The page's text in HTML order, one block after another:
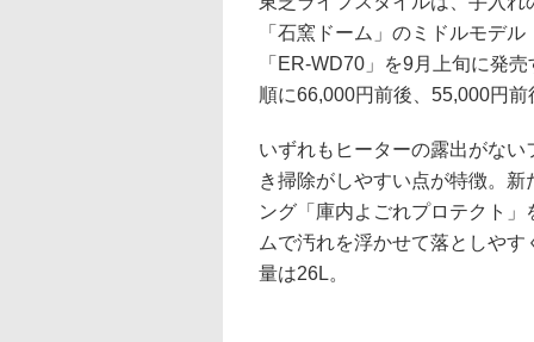
「石窯ドーム」のミドルモデ
「ER-WD70」を9月上旬に発
順に66,000円前後、55,000円前
いずれもヒーターの露出がな
き掃除がしやすい点が特徴。
ング「庫内よごれプロテクト
ムで汚れを浮かせて落としや
量は26L。